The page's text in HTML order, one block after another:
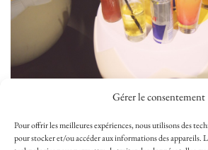
Gérer le consentement
Pour offrir les meilleures expériences, nous utilisons des
pour stocker et/ou accéder aux informations des appareils.
Histoire de finir cette première journée en
prendre un dernier verre en hauteur ! Au
Bretagne, Le Nid vous accueille pour